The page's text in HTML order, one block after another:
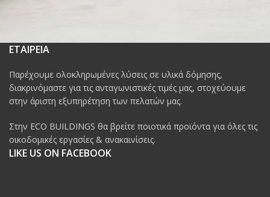
ΕΤΑΙΡΕΙΑ
Παρέχουμε ολοκληρωμένες λύσεις σε υλικά δόμησης,
διακρινόμαστε για τις ανταγωνιστικές τιμές μας, στοχεύουμε
στην άριστη εξυπηρέτηση των πελατών μας.
Στην ECO BUILDINGS θα βρείτε ποιοτικά προϊόντα για όλες τις
οικοδομικές εργασίες & ανακαινίσεις.
LIKE US ON FACEBOOK